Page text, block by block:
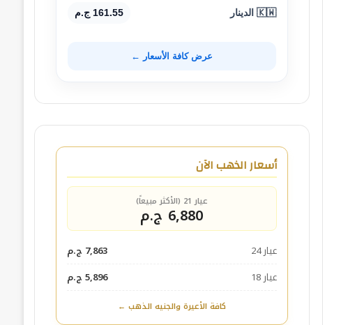
🇰🇼 الدينار 161.55 ج.م
عرض كافة الأسعار ←
أسعار الذهب الآن
عيار 21 (الأكثر مبيعاً)
6,880 ج.م
عيار 24
7,863 ج.م
عيار 18
5,896 ج.م
كافة الأعيرة والجنيه الذهب ←